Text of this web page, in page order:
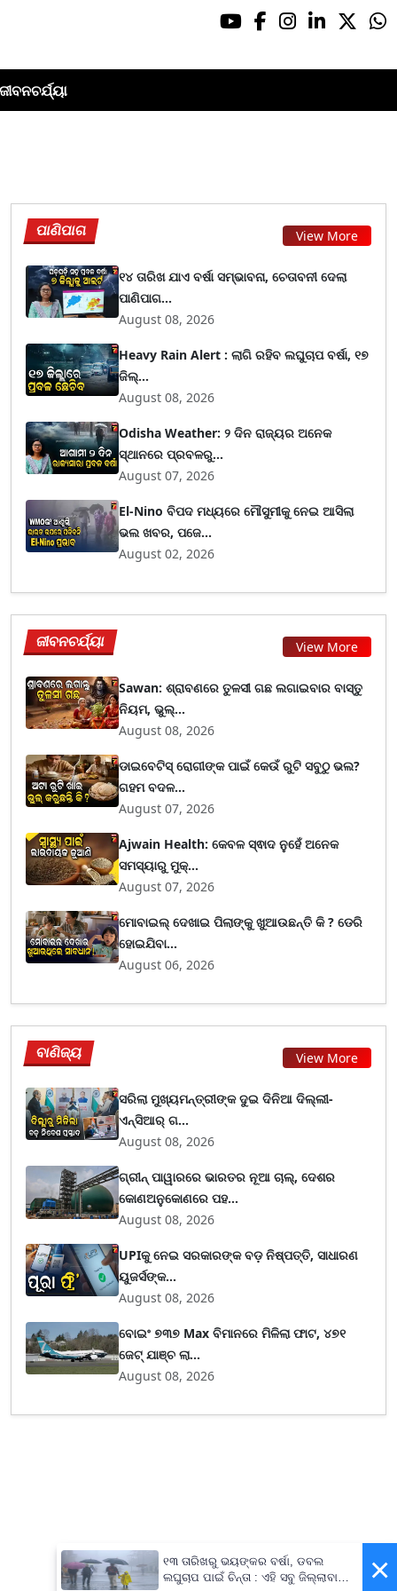
ପାଣିପାଗ View More
୧୪ ତାରିଖ ଯାଏ ବର୍ଷା ସମ୍ଭାବନା, ଚେତାବନୀ ଦେଲା
ପାଣିପାଗ...
August 08, 2026
Heavy Rain Alert : ଲାଗି ରହିବ ଲଘୁଚାପ ବର୍ଷା, ୧୭
ଜିଲ୍...
August 08, 2026
Odisha Weather: ୨ ଦିନ ରାଜ୍ୟର ଅନେକ
ସ୍ଥାନରେ ପ୍ରବଳରୁ...
August 07, 2026
El-Nino ବିପଦ ମଧ୍ୟରେ ମୌସୁମୀକୁ ନେଇ ଆସିଲା
ଭଲ ଖବର, ପଜେ...
August 02, 2026
ଜୀବନଚର୍ଯ୍ୟା View More
Sawan: ଶ୍ରାବଣରେ ତୁଳସୀ ଗଛ ଲଗାଇବାର ବାସ୍ତୁ
ନିୟମ, ଭୁଲ୍...
August 08, 2026
ଡାଇବେଟିସ୍ ରୋଗୀଙ୍କ ପାଇଁ କେଉଁ ରୁଟି ସବୁଠୁ ଭଲ?
ଗହମ ବଦଳ...
August 07, 2026
Ajwain Health: କେବଳ ସ୍ଵାଦ ନୁହେଁ ଅନେକ
ସମସ୍ୟାରୁ ମୁକ୍...
August 07, 2026
ମୋବାଇଲ୍ ଦେଖାଇ ପିଲାଙ୍କୁ ଖୁଆଉଛନ୍ତି କି ? ଡେରି
ହୋଇଯିବା...
August 06, 2026
ବାଣିଜ୍ୟ View More
ସରିଲା ମୁଖ୍ୟମନ୍ତ୍ରୀଙ୍କ ଦୁଇ ଦିନିଆ ଦିଲ୍ଲୀ-
ଏନ୍‌ସିଆର୍ ଗ...
August 08, 2026
ଗ୍ରୀନ୍ ପାୱାରରେ ଭାରତର ନୂଆ ଚାଲ୍, ଦେଶର
କୋଣଅନୁକୋଣରେ ପହ...
August 08, 2026
UPIକୁ ନେଇ ସରକାରଙ୍କ ବଡ଼ ନିଷ୍ପତ୍ତି, ସାଧାରଣ
ୟୁଜର୍ସଙ୍କ...
August 08, 2026
ବୋଇଂ ୭୩୭ Max ବିମାନରେ ମିଳିଲା ଫାଟ, ୪୭୧
ଜେଟ୍ ଯାଞ୍ଚ ଲା...
August 08, 2026
×
୧୩ ତାରିଖରୁ ଭୟଙ୍କର ବର୍ଷା, ଡବଲ
ଲଘୁଚାପ ପାଇଁ ଚିନ୍ତା : ଏହି ସବୁ ଜିଲ୍ଲାବାସୀ